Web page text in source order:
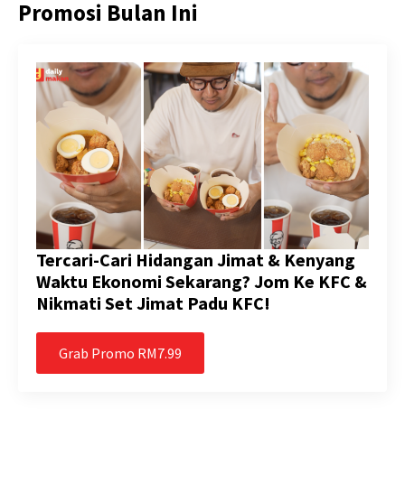
Promosi Bulan Ini
Tercari-Cari Hidangan Jimat & Kenyang
Waktu Ekonomi Sekarang? Jom Ke KFC &
Nikmati Set Jimat Padu KFC!
Grab Promo RM7.99